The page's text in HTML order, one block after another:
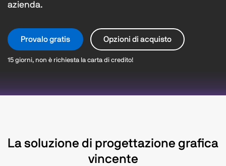
azienda.
Provalo gratis Opzioni di acquisto
15 giorni, non è richiesta la carta di credito!
La soluzione di progettazione grafica
vincente